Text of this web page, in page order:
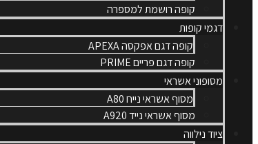
קופה רושמת למספרה
דגמי קופות
קופה דגם אפקסה APEXA
קופה דגם פריים PRIME
מסופוני אשראי
מסוף אשראי נייח A80
מסוף אשראי נייד A920
ציוד נילווה